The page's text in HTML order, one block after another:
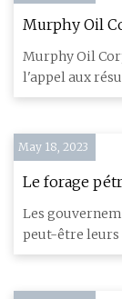
Murphy Oil
Transcription
deuxième
Murphy Oil
l'appel aux
2023 Murphy
May 18, 2023
Le forage
Okavango,
et du
Les
peut-être leurs
pétroliers et g